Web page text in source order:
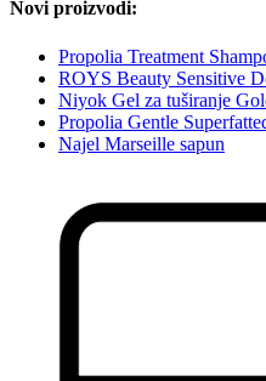
Novi proizvodi:
Propolia Treatment
ROYS Beauty Sensitive
Niyok Gel za tuširanje
Propolia Gentle
Najel Marseille sapun